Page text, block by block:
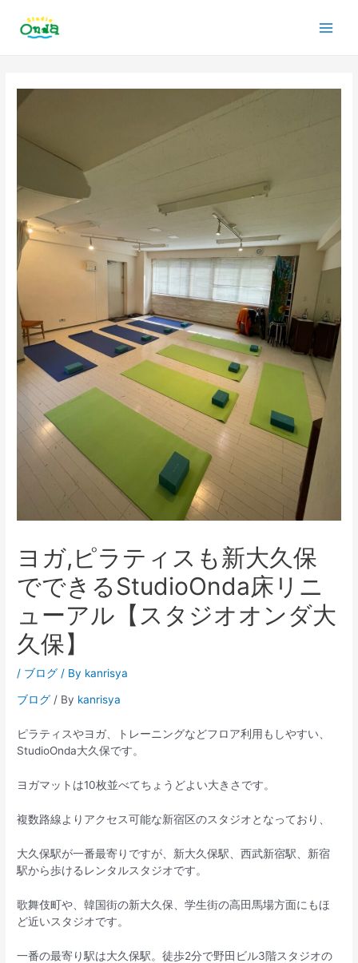
ヨガ,ピラティスも新大久保
でできるStudioOnda床リニ
ューアル【スタジオオンダ大
久保】
/ ブログ / By kanrisya
ブログ / By kanrisya
ピラティスやヨガ、トレーニングなどフロア利用もしやすい、
StudioOnda大久保です。
ヨガマットは10枚並べてちょうどよい大きさです。
複数路線よりアクセス可能な新宿区のスタジオとなっており、
大久保駅が一番最寄りですが、新大久保駅、西武新宿駅、新宿
駅から歩けるレンタルスタジオです。
歌舞伎町や、韓国街の新大久保、学生街の高田馬場方面にもほ
ど近いスタジオです。
一番の最寄り駅は大久保駅。徒歩2分で野田ビル3階スタジオの
ー
ン